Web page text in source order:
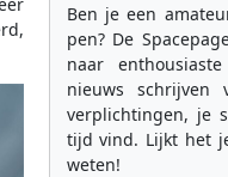
Ben je een
pen? De
naar
nieuws schrijven
verplichtingen, je
tijd vind. Lijkt het
weten!